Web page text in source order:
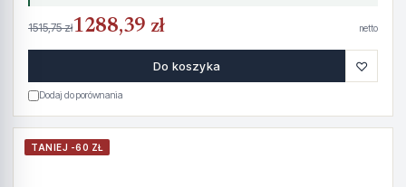
1515,75 zł1288,39 zł netto
Do koszyka ♡
Dodaj do porównania
TANIEJ -60 ZŁ